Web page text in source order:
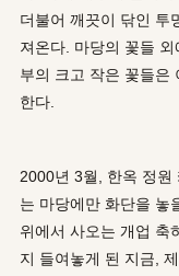
더불어 깨끗이 닦인 투
져온다. 마당의 꽃들
부의 크고 작은 꽃들은
한다.
2000년 3월, 한옥 정원
는 마당에만 화단을 놓
위에서 사오는 개업 축
지 들여놓게 된 지금,